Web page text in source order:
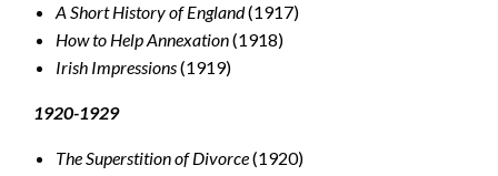
A Short History of England(1917)
How to Help Annexation(1918)
Irish Impressions(1919)
1920-1929
The Superstition of Divorce(1920)